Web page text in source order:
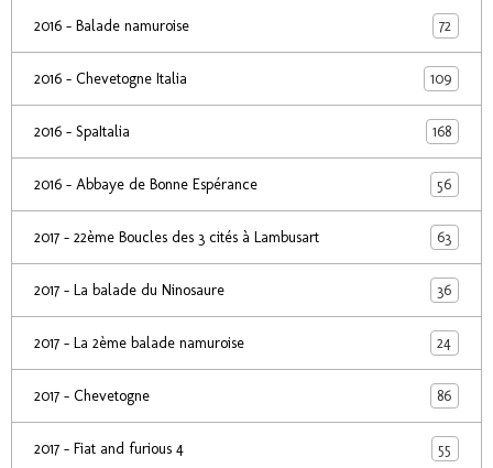
2016 - Balade namuroise 72
2016 - Chevetogne Italia 109
2016 - SpaItalia 168
2016 - Abbaye de Bonne Espérance 56
2017 - 22ème Boucles des 3 cités à Lambusart 63
2017 - La balade du Ninosaure 36
2017 - La 2ème balade namuroise 24
2017 - Chevetogne 86
2017 - Fiat and furious 4 55